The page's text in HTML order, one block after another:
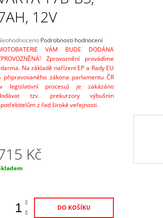
12V
hvězdiček.
Podrobnosti hodnocení
VÁM BUDE DODÁNA
Zprovoznění provádíme
Na základě nařízení EP a Rady EU
připravovaného zákona parlamentu ČR
legislativní procesu) je zakázáno
tzv. prekurzory výbušnin
z řad široké veřejnosti.
Kč
DO KOŠÍKU
Kč